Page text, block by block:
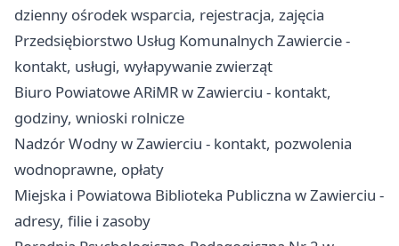
dzienny ośrodek wsparcia, rejestracja, zajęcia
Przedsiębiorstwo Usług Komunalnych Zawiercie -
kontakt, usługi, wyłapywanie zwierząt
Biuro Powiatowe ARiMR w Zawierciu - kontakt,
godziny, wnioski rolnicze
Nadzór Wodny w Zawierciu - kontakt, pozwolenia
wodnoprawne, opłaty
Miejska i Powiatowa Biblioteka Publiczna w Zawierciu -
adresy, filie i zasoby